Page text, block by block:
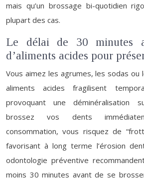
mais qu’un brossage bi-quotidien
plupart des cas.
Le délai de 30 minutes
d’aliments acides pour
Vous aimez les agrumes, les sodas ou
aliments acides fragilisent
provoquant une déminéralisation
brossez vos dents
consommation, vous risquez de
favorisant à long terme l’érosion
odontologie préventive
moins 30 minutes avant de se